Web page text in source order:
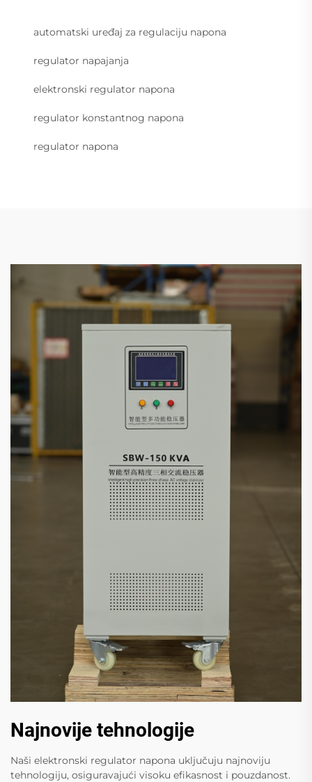
automatski uređaj za regulaciju napona
regulator napajanja
elektronski regulator napona
regulator konstantnog napona
regulator napona
Najnovije tehnologije
Naši elektronski regulator napona uključuju najnoviju
tehnologiju, osiguravajući visoku efikasnost i pouzdanost.